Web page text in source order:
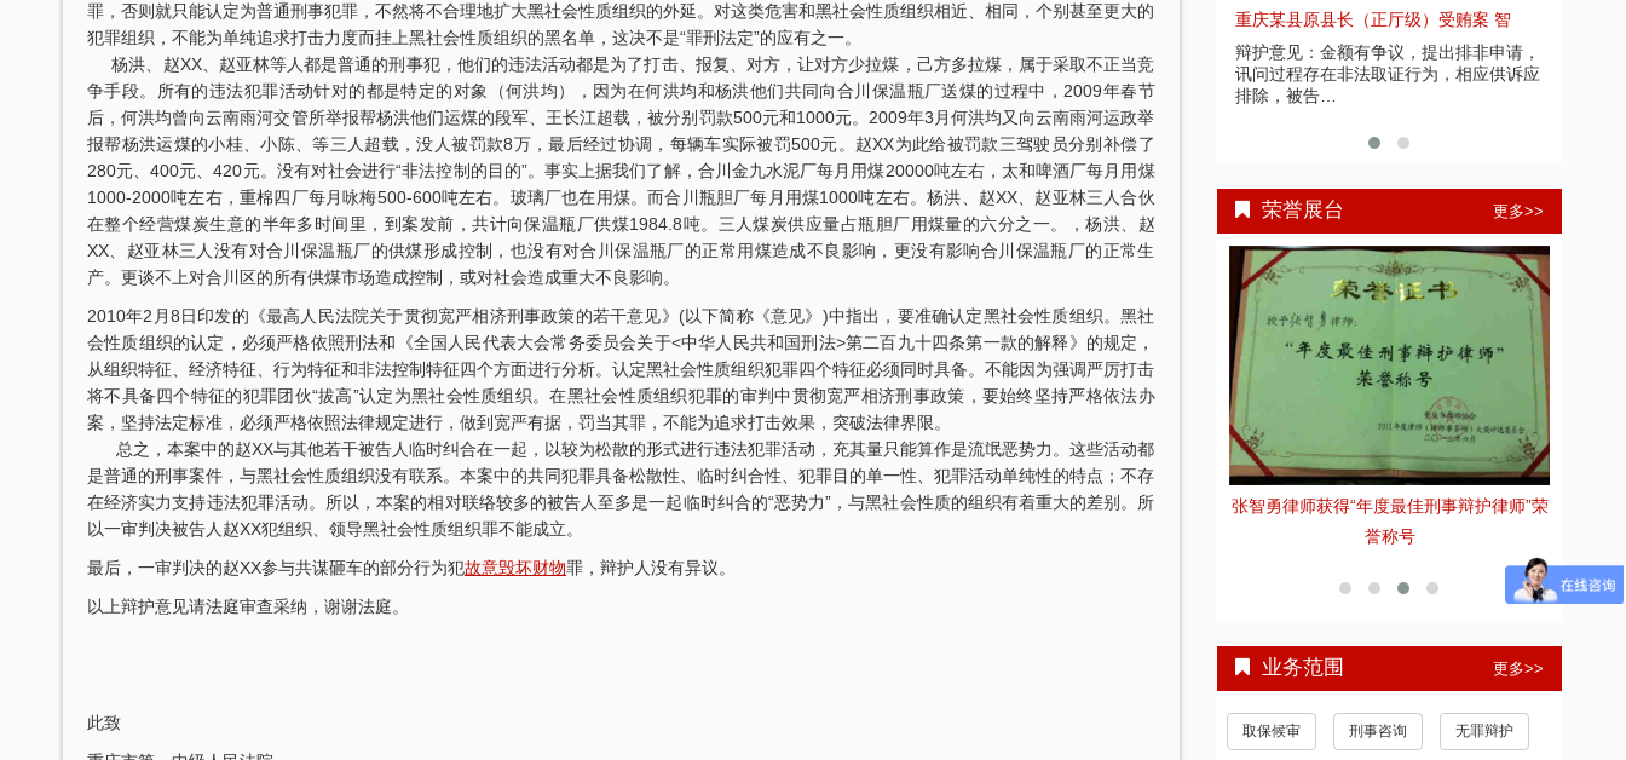
罪，否则就只能认定为普通刑事犯罪，不然将不合理地扩大黑社会性质组织的外延。对这类危害和黑社会性质组织相近、相同，个别甚至更大的
犯罪组织，不能为单纯追求打击力度而挂上黑社会性质组织的黑名单，这决不是“罪刑法定”的应有之一。
杨洪、赵XX、赵亚林等人都是普通的刑事犯，他们的违法活动都是为了打击、报复、对方，让对方少拉煤，己方多拉煤，属于采取不正当竞
争手段。所有的违法犯罪活动针对的都是特定的对象（何洪均），因为在何洪均和杨洪他们共同向合川保温瓶厂送煤的过程中，2009年春节
后，何洪均曾向云南雨河交管所举报帮杨洪他们运煤的段军、王长江超载，被分别罚款500元和1000元。2009年3月何洪均又向云南雨河运政举
报帮杨洪运煤的小桂、小陈、等三人超载，没人被罚款8万，最后经过协调，每辆车实际被罚500元。赵XX为此给被罚款三驾驶员分别补偿了
280元、400元、420元。没有对社会进行“非法控制的目的”。事实上据我们了解，合川金九水泥厂每月用煤20000吨左右，太和啤酒厂每月用煤
1000-2000吨左右，重棉四厂每月咏梅500-600吨左右。玻璃厂也在用煤。而合川瓶胆厂每月用煤1000吨左右。杨洪、赵XX、赵亚林三人合伙
在整个经营煤炭生意的半年多时间里，到案发前，共计向保温瓶厂供煤1984.8吨。三人煤炭供应量占瓶胆厂用煤量的六分之一。，杨洪、赵
XX、赵亚林三人没有对合川保温瓶厂的供煤形成控制，也没有对合川保温瓶厂的正常用煤造成不良影响，更没有影响合川保温瓶厂的正常生
产。更谈不上对合川区的所有供煤市场造成控制，或对社会造成重大不良影响。
2010年2月8日印发的《最高人民法院关于贯彻宽严相济刑事政策的若干意见》(以下简称《意见》)中指出，要准确认定黑社会性质组织。黑社
会性质组织的认定，必须严格依照刑法和《全国人民代表大会常务委员会关于<中华人民共和国刑法>第二百九十四条第一款的解释》的规定，
从组织特征、经济特征、行为特征和非法控制特征四个方面进行分析。认定黑社会性质组织犯罪四个特征必须同时具备。不能因为强调严厉打击
将不具备四个特征的犯罪团伙“拔高”认定为黑社会性质组织。在黑社会性质组织犯罪的审判中贯彻宽严相济刑事政策，要始终坚持严格依法办
案，坚持法定标准，必须严格依照法律规定进行，做到宽严有据，罚当其罪，不能为追求打击效果，突破法律界限。
总之，本案中的赵XX与其他若干被告人临时纠合在一起，以较为松散的形式进行违法犯罪活动，充其量只能算作是流氓恶势力。这些活动都
是普通的刑事案件，与黑社会性质组织没有联系。本案中的共同犯罪具备松散性、临时纠合性、犯罪目的单一性、犯罪活动单纯性的特点；不存
在经济实力支持违法犯罪活动。所以，本案的相对联络较多的被告人至多是一起临时纠合的“恶势力”，与黑社会性质的组织有着重大的差别。所
以一审判决被告人赵XX犯组织、领导黑社会性质组织罪不能成立。
最后，一审判决的赵XX参与共谋砸车的部分行为犯故意毁坏财物罪，辩护人没有异议。
以上辩护意见请法庭审查采纳，谢谢法庭。
此致
级）受贿案 智
，提出排非申请，
行为，相应供诉应
某省级人防办主任（正厅级）受贿25
辩护意见：被告认罪态度好，有坦白情
节；到案后主动交代了司法机关尚未掌握
的绝大部分犯…
重庆某县原县长（正厅级）受贿案 智
辩护意见：金额有争议，提出排非申请，
讯问过程存在非法取证行为，相应供诉应
排除，被告…
某省级人防办主任（正厅级）受贿25
辩护意见：被告认罪态度好，有坦白情
节；到案后主动交代了司法机关尚未掌握
的绝大部分犯…
重庆某县原县长（正厅级）受贿案 智
辩护意见：金额有争议，提出排非申请，
讯问过程存在非法取证行为，相应供诉应
排除，被告…
荣誉展台 更多>>
师获得“年度最佳刑事辩护律师”荣
誉称号
张智勇律师荣获重庆市十佳律师
重庆智豪律师事务所荣获司法部颁发“全国
张智勇律师荣获全国优秀律师
张智勇律师获得“年度最佳刑事辩护律师”荣
誉称号
业务范围 更多>>
取保候审 刑事咨询 无罪辩护